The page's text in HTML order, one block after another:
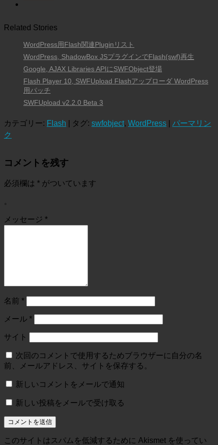
Related Stories
WordPress用Flash関連Pluginリスト
WordPress, ShadowBox JSプラグインでFlash(swf)再生
Google, AJAX Libraries APIにSWFObject登場
Flash Player 10, SWFUpload Flashアップローダ WordPress
用パッチ
SWFUpload v2.2.0 Beta 3
カテゴリー: Flash | タグ: swfobject, WordPress
パーマリン
ク
コメントを残す
必須欄は * がついています
。
メッセージ *
名前 *
メール *
サイト
次回のコメントで使用するためブラウザーに自分の名
前、メールアドレス、サイトを保存する。
新しいコメントをメールで通知
新しい投稿をメールで受け取る
このサイトはスパムを低減するために Akismet を使ってい